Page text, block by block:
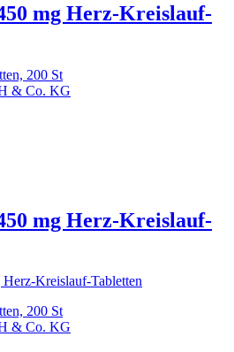
mg Herz-Kreislauf-
200 St
& Co. KG
mg Herz-Kreislauf-
200 St
& Co. KG